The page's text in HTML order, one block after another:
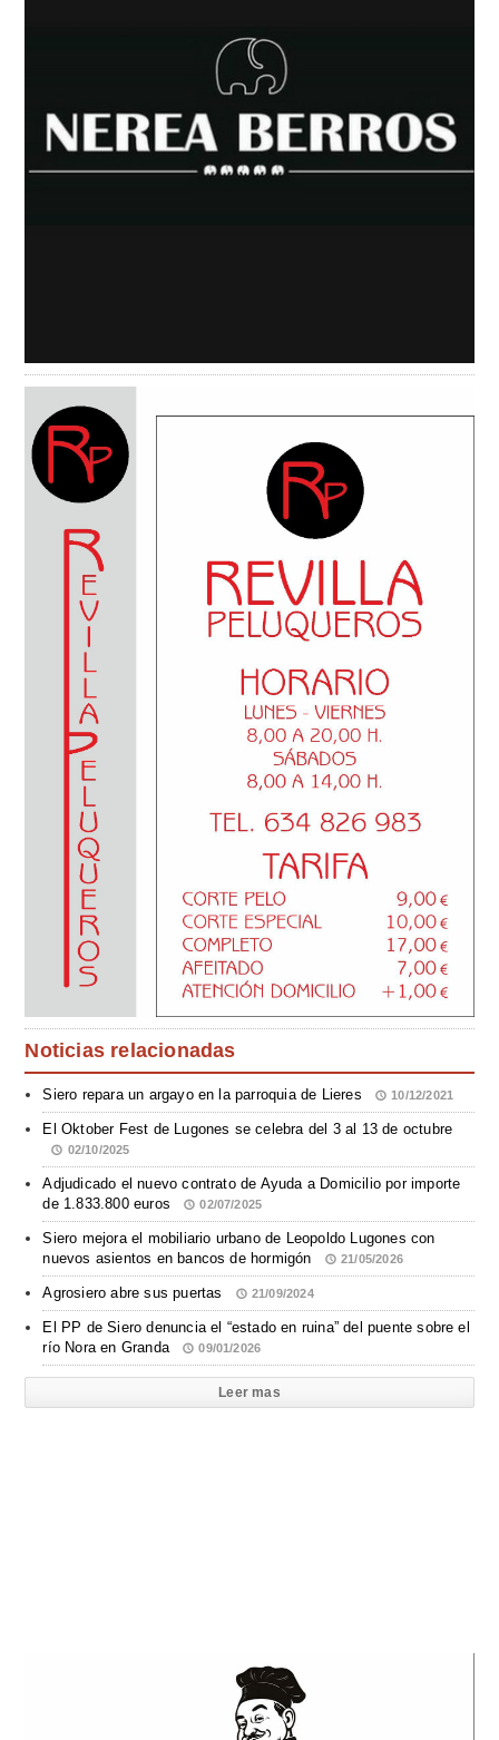
Noticias relacionadas
Siero repara un argayo en la parroquia de Lieres 10/12/2021
El Oktober Fest de Lugones se celebra del 3 al 13 de octubre
02/10/2025
Adjudicado el nuevo contrato de Ayuda a Domicilio por importe
de 1.833.800 euros
02/07/2025
Siero mejora el mobiliario urbano de Leopoldo Lugones con
nuevos asientos en bancos de hormigón
21/05/2026
Agrosiero abre sus puertas 21/09/2024
El PP de Siero denuncia el “estado en ruina” del puente sobre el
río Nora en Granda
09/01/2026
Leer mas